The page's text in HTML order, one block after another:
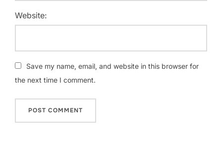
Website:
Save my name, email, and website in this browser for
the next time I comment.